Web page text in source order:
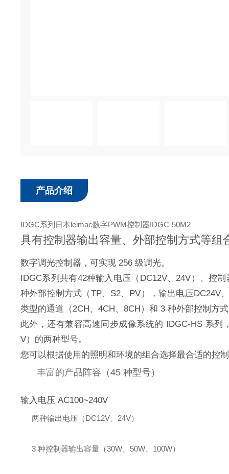
产品介绍
IDGC系列日本leimac数字PWM控制器IDGC-50M2
具有控制器输出容量、外部控制方式等组
数字调光控制器，可实现 256 级调光。
IDGC系列共有42种输入电压（DC12V、24V）、控
种外部控制方式（TP、S2、PV），输出电压DC24V
类型的通道（2CH、4CH、8CH）和 3 种外部控制方
此外，还有兼容高速同步成像系统的 IDGC-HS 系
V）的两种型号。
您可以根据使用的照明和环境的组合选择最合适的控
丰富的产品阵容（45 种型号）
输入电压 AC100~240V
两种输出电压（DC12V、24V）
3 种控制器输出容量（30W、50W、100W）